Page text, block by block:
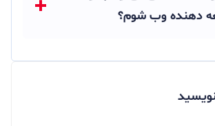
دهنده وب شوم؟